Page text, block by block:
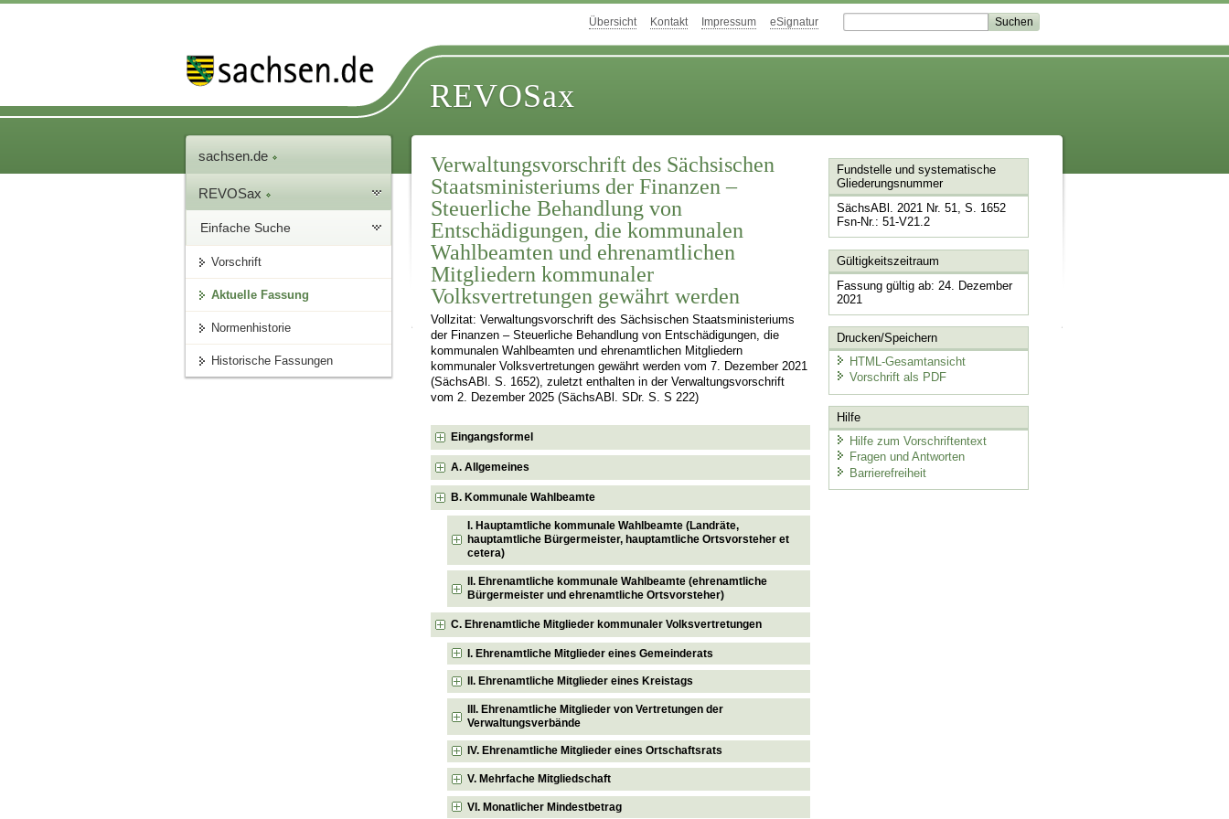
Übersicht Kontakt Impressum eSignatur
REVOSax
sachsen.de
REVOSax
Einfache Suche
Vorschrift
Aktuelle Fassung
Normenhistorie
Historische Fassungen
Verwaltungsvorschrift des Sächsischen
Staatsministeriums der Finanzen –
Steuerliche Behandlung von
Entschädigungen, die kommunalen
Wahlbeamten und ehrenamtlichen
Mitgliedern kommunaler
Volksvertretungen gewährt werden
Vollzitat: Verwaltungsvorschrift des Sächsischen Staatsministeriums
der Finanzen – Steuerliche Behandlung von Entschädigungen, die
kommunalen Wahlbeamten und ehrenamtlichen Mitgliedern
kommunaler Volksvertretungen gewährt werden vom 7. Dezember 2021
(SächsABl. S. 1652), zuletzt enthalten in der Verwaltungsvorschrift
vom 2. Dezember 2025 (SächsABl. SDr. S. S 222)
Eingangsformel
A. Allgemeines
B. Kommunale Wahlbeamte
I. Hauptamtliche kommunale Wahlbeamte (Landräte,
hauptamtliche Bürgermeister, hauptamtliche Ortsvorsteher et
cetera)
II. Ehrenamtliche kommunale Wahlbeamte (ehrenamtliche
Bürgermeister und ehrenamtliche Ortsvorsteher)
C. Ehrenamtliche Mitglieder kommunaler Volksvertretungen
I. Ehrenamtliche Mitglieder eines Gemeinderats
II. Ehrenamtliche Mitglieder eines Kreistags
III. Ehrenamtliche Mitglieder von Vertretungen der
Verwaltungsverbände
IV. Ehrenamtliche Mitglieder eines Ortschaftsrats
V. Mehrfache Mitgliedschaft
VI. Monatlicher Mindestbetrag
Fundstelle und systematische
Gliederungsnummer
SächsABl. 2021 Nr. 51, S. 1652
Fsn-Nr.: 51-V21.2
Gültigkeitszeitraum
Fassung gültig ab: 24. Dezember
2021
Drucken/Speichern
HTML-Gesamtansicht
Vorschrift als PDF
Hilfe
Hilfe zum Vorschriftentext
Fragen und Antworten
Barrierefreiheit